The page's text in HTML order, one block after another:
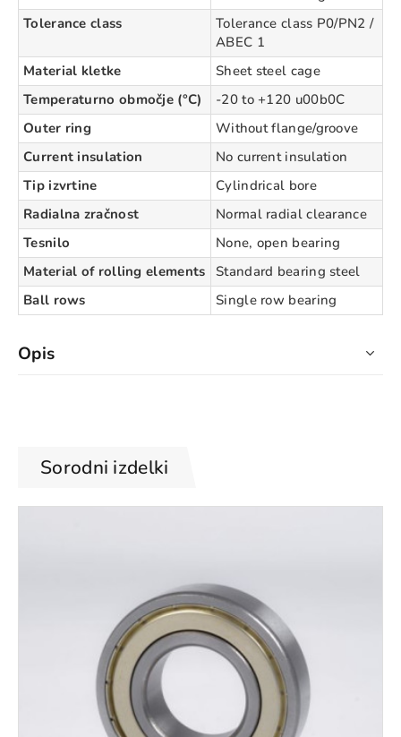
Tolerance class
Tolerance class P0/PN2 /
ABEC 1
Material kletke
Sheet steel cage
Temperaturno območje (°C)
-20 to +120 u00b0C
Outer ring
Without flange/groove
Current insulation
No current insulation
Tip izvrtine
Cylindrical bore
Radialna zračnost
Normal radial clearance
Tesnilo
None, open bearing
Material of rolling elements Standard bearing steel
Ball rows
Single row bearing
Opis
Sorodni izdelki